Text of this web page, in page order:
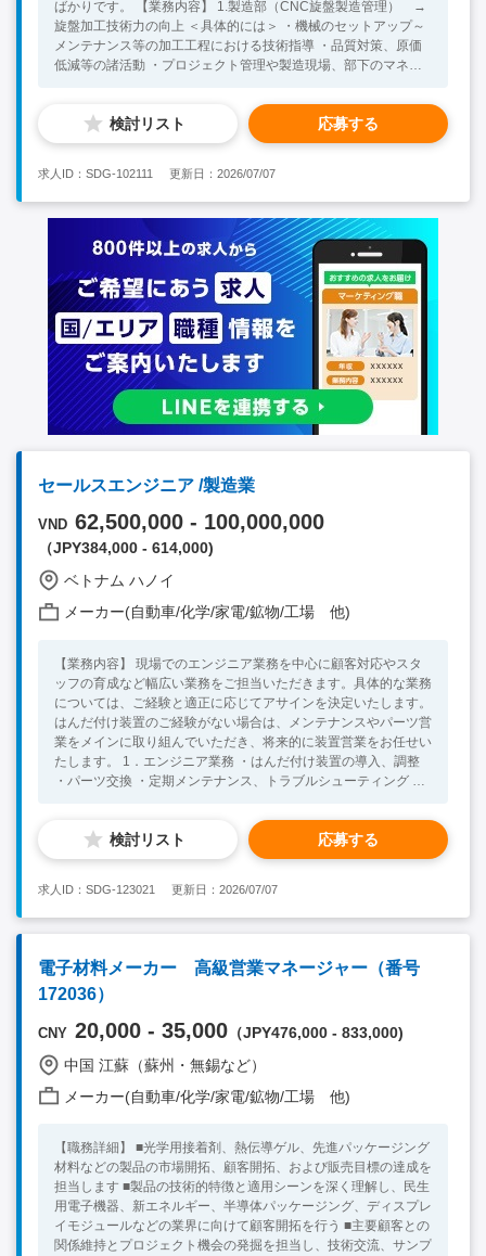
ばかりです。 【業務内容】 1.製造部（CNC旋盤製造管理） →
旋盤加工技術力の向上 ＜具体的には＞ ・機械のセットアップ～
メンテナンス等の加工工程における技術指導 ・品質対策、原価
低減等の諸活動 ・プロジェクト管理や製造現場、部下のマネジ
化 ＜具体的には＞ ・試作品の作りこみ ・工程の見直しや改良 ・
プロジェクト管理や部下マネジメントなど 【製造部・必須要
件】 ・自動旋盤経験者（機械加工経験必須） ・切削加工の経験
検討リスト 応募する
求人ID：SDG-102111 更新日：2026/07/07
セールスエンジニア /製造業
VND 62,500,000 - 100,000,000
（JPY384,000 - 614,000)
ベトナム ハノイ
メーカー(自動車/化学/家電/鉱物/工場 他)
【業務内容】 現場でのエンジニア業務を中心に顧客対応やスタ
ッフの育成など幅広い業務をご担当いただきます。具体的な業務
については、ご経験と適正に応じてアサインを決定いたします。
はんだ付け装置のご経験がない場合は、メンテナンスやパーツ営
業をメインに取り組んでいただき、将来的に装置営業をお任せい
たします。 1．エンジニア業務 ・はんだ付け装置の導入、調整
・パーツ交換 ・定期メンテナンス、トラブルシューティング ・
同行、技術説明） ・顧客ニーズのヒアリングと提案サポート ・
新規導入案件の技術的フォロー ３．育成・管理業務 ・現地エン
【必須要件】 ・高校卒業以上 ※労働許可証が取得可能 ・英語
日常会話以上（社内コミュニケーションレベル） ・はんだ付け
装置のエンジニア経験３年以上（部品実装以外にも加熱・冷却、
ブラックス、検査関連装置の経験も含みます） ※はんだ付け装
置の経験がない場合も、生産設備のエンジニア経験をお持ちであ
ればごご応募可能です。 【歓迎要件】 ・セールスエンジニア
検討リスト 応募する
求人ID：SDG-123021 更新日：2026/07/07
電子材料メーカー 高級営業マネージャー（番号
172036）
CNY 20,000 - 35,000 （JPY476,000 - 833,000)
中国 江蘇（蘇州・無錫など）
メーカー(自動車/化学/家電/鉱物/工場 他)
【職務詳細】 ■光学用接着剤、熱伝導ゲル、先進パッケージング
材料などの製品の市場開拓、顧客開拓、および販売目標の達成を
担当します ■製品の技術的特徴と適用シーンを深く理解し、民生
用電子機器、新エネルギー、半導体パッケージング、ディスプレ
イモジュールなどの業界に向けて顧客開拓を行う ■主要顧客との
関係維持とプロジェクト機会の発掘を担当し、技術交流、サンプ